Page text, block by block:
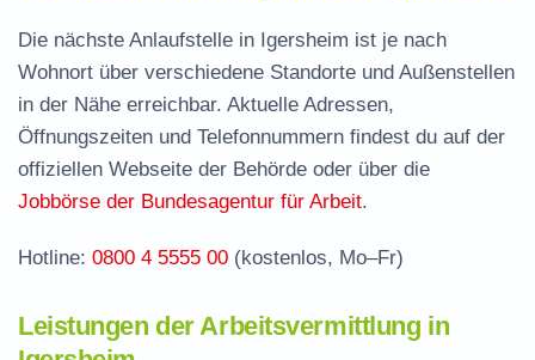
Termin vereinbaren und Bürgergeld beantragen
Jobcenter Main-Tauber-Kreis – zuständige
Stelle
Stellenangebote und Jobbörse in Igersheim
Häufige Fragen rund ums Jobcenter
Die nächste Anlaufstelle in Igersheim ist je nach
Wohnort über verschiedene Standorte und Außenstellen
in der Nähe erreichbar. Aktuelle Adressen,
Öffnungszeiten und Telefonnummern findest du auf der
offiziellen Webseite der Behörde oder über die
Jobbörse der Bundesagentur für Arbeit.
Hotline: 0800 4 5555 00 (kostenlos, Mo–Fr)
Leistungen der Arbeitsvermittlung in